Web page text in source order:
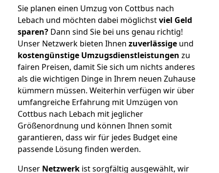
Sie planen einen Umzug von Cottbus nach
Lebach und möchten dabei möglichstviel Geld
sparen? Dann sind Sie bei uns genau richtig!
Unser Netzwerk bieten Ihnen zuverlässige und
kostengünstige Umzugsdienstleistungen zu
fairen Preisen, damit Sie sich um nichts anderes
als die wichtigen Dinge in Ihrem neuen Zuhause
kümmern müssen. Weiterhin verfügen wir über
umfangreiche Erfahrung mit Umzügen von
Cottbus nach Lebach mit jeglicher
Größenordnung und können Ihnen somit
garantieren, dass wir für jedes Budget eine
passende Lösung finden werden.
Unser Netzwerk ist sorgfältig ausgewählt, wir